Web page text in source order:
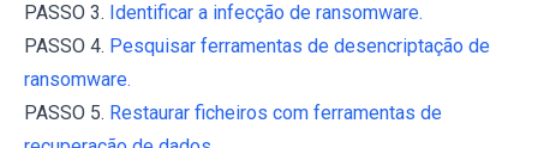
PASSO 3. Identificar a infecção de ransomware.
PASSO 4. Pesquisar ferramentas de desencriptação de
ransomware.
PASSO 5. Restaurar ficheiros com ferramentas de